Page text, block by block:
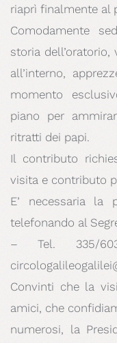
riaprì finalmente al
Comodamente
storia dell’oratorio,
all’interno,
momento
piano per
ritratti dei papi.
Il contributo
visita e contributo
E’ necessaria la
telefonando al
– Tel. 335/
Convinti che la
amici, che
numerosi, la